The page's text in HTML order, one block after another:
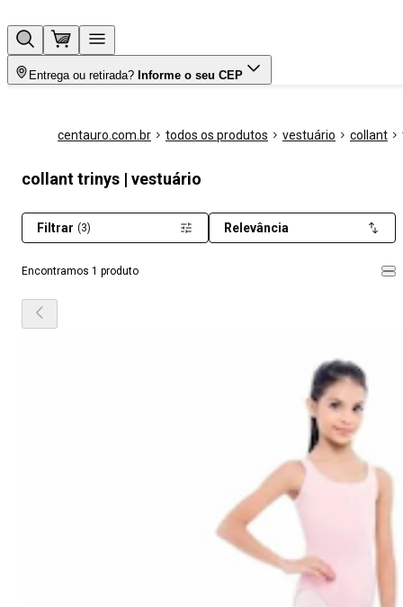
Entrega ou retirada? Informe o seu CEP
centauro.com.br todos os produtos vestuário collant
collant trinys | vestuário
Encontramos 1 produto
Filtrar (3) Relevância